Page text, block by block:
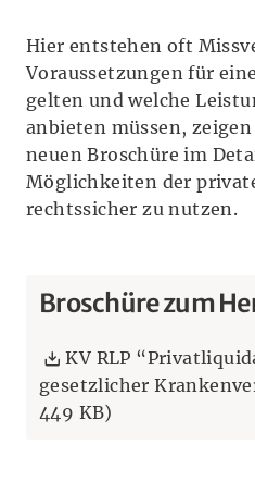
Hier entstehen oft
Voraussetzungen für
gelten und welche
anbieten müssen,
neuen Broschüre im
Möglichkeiten der
rechtssicher zu nutzen.
Broschüre zum
Download:
KV RLP
gesetzlicher
449 KB)